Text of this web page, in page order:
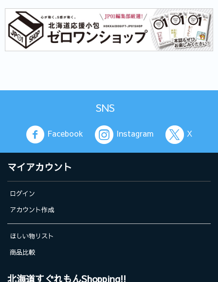
SNS
Facebook Instagram X
マイアカウント
ログイン
アカウント作成
ほしい物リスト
商品比較
北海道すぐれもんShopping!!